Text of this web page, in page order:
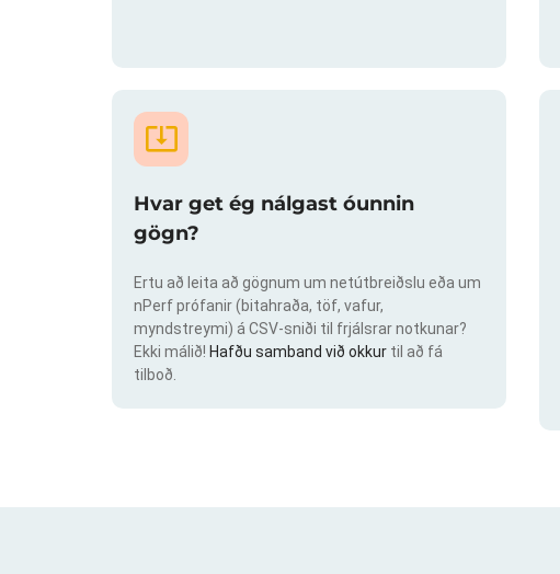
Hvar get ég nálgast óunnin
gögn?
Ertu að leita að gögnum um netútbreiðslu eða um
nPerf prófanir (bitahraða, töf, vafur,
myndstreymi) á CSV-sniði til frjálsrar notkunar?
Ekki málið! Hafðu samband við okkur til að fá
tilboð.